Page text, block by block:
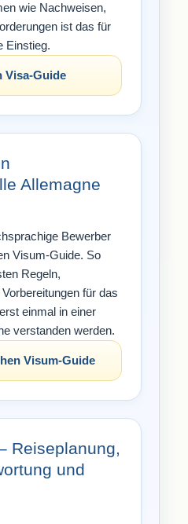
wie Nachweisen,
ist das für
Einstieg.
Visa-Guide
Allemagne
Bewerber
Visum-Guide. So
Regeln,
für das
einmal in einer
verstanden werden.
Visum-Guide
Reiseplanung,
und